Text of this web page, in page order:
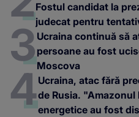
Fostul candidat la
judecat pentru
Ucraina continuă să
persoane au fost
Moscova
Ucraina, atac fără
de Rusia.
energetice au fost